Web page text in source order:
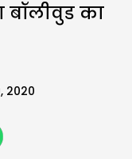
बॉलीवुड का
2020